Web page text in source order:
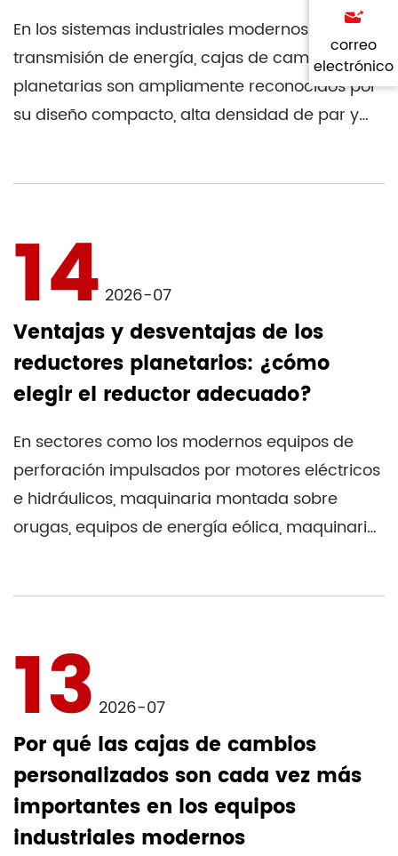
correo
electrónico
En los sistemas industriales modernos de
transmisión de energía, cajas de cambios
planetarias son ampliamente reconocidos por
su diseño compacto, alta densidad de par y
14 2026-07
Ventajas y desventajas de los
reductores planetarios: ¿cómo
elegir el reductor adecuado?
En sectores como los modernos equipos de
perforación impulsados ​​por motores eléctricos
e hidráulicos, maquinaria montada sobre
orugas, equipos de energía eólica, maquinaria
13 2026-07
Por qué las cajas de cambios
personalizados son cada vez más
importantes en los equipos
industriales modernos